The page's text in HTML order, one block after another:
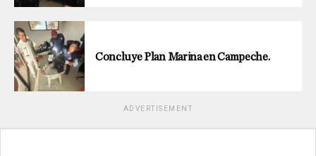
Concluye Plan Marina en Campeche.
ADVERTISEMENT